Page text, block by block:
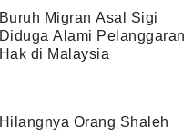
Buruh Migran Asal Sigi
Diduga Alami Pelanggaran
Hak di Malaysia
Hilangnya Orang Shaleh